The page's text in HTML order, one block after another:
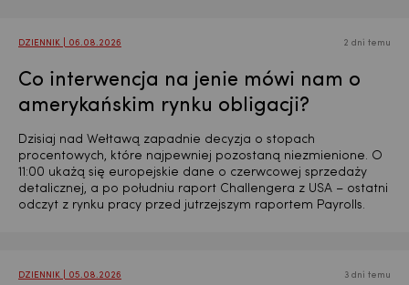
DZIENNIK | 06.08.2026 2 dni temu
Co interwencja na jenie mówi nam o
amerykańskim rynku obligacji?
Dzisiaj nad Wełtawą zapadnie decyzja o stopach
procentowych, które najpewniej pozostaną niezmienione. O
11:00 ukażą się europejskie dane o czerwcowej sprzedaży
detalicznej, a po południu raport Challengera z USA – ostatni
odczyt z rynku pracy przed jutrzejszym raportem Payrolls.
DZIENNIK | 05.08.2026 3 dni temu